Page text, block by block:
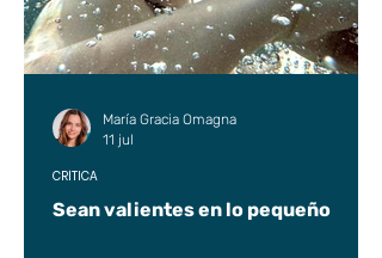
Sean valientes en lo pequeño
CRÍTICA
María Gracia Omagna
11 jul